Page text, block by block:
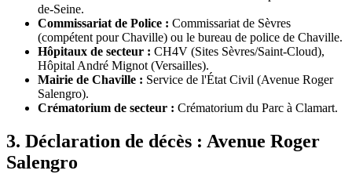
de-Seine.
Commissariat de Police : Commissariat de Sèvres
(compétent pour Chaville) ou le bureau de police de Chaville.
Hôpitaux de secteur : CH4V (Sites Sèvres/Saint-Cloud),
Hôpital André Mignot (Versailles).
Mairie de Chaville : Service de l'État Civil (Avenue Roger
Salengro).
Crématorium de secteur : Crématorium du Parc à Clamart.
3. Déclaration de décès : Avenue Roger
Salengro